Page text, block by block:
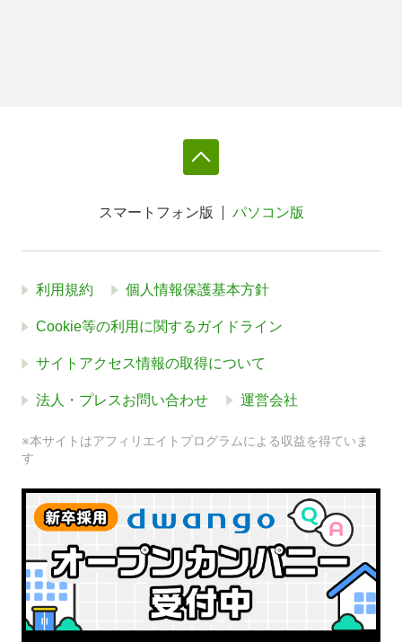
スマートフォン版 パソコン版
利用規約 個人情報保護基本方針
Cookie等の利用に関するガイドライン
サイトアクセス情報の取得について
法人・プレスお問い合わせ 運営会社
※本サイトはアフィリエイトプログラムによる収益を得ていま
す